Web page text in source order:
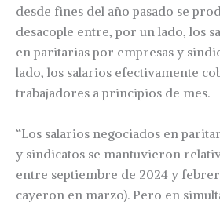
desde fines del año pasado se
desacople entre, por un lado, los
en paritarias por empresas y
lado, los salarios efectivamente
trabajadores a principios de mes.
“Los salarios negociados en
y sindicatos se mantuvieron
entre septiembre de 2024 y
cayeron en marzo). Pero en